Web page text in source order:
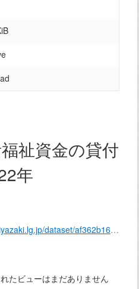
祉資金の貸付
年
たビューはまだありません